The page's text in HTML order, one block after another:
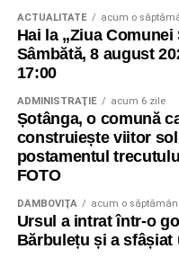
putea fi parcate
(segmentul cuprins
Sindicatelor), începând
Revoluției, în ziua de
21:00. Totodată, marți,
13:00, Bulevardul
rutiere.
ACTUALITATE acum o
Hai la „Ziua Comunei
Sâmbătă, 8 august
17:00
ADMINISTRAŢIE acum 6 zile
Șotânga, o comună
construiește viitor
postamentul
FOTO
DÂMBOVIŢA acum o
Ursul a intrat într-o
Bărbulețu și a sfâșiat